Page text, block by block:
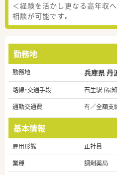
＜経験を活かし更なる高年収
相談が可能です。
勤務地
勤務地 兵庫県 丹
路線・交通手段
石生駅 (福
通勤交通費
有／全額支
基本情報
雇用形態
正社員
業種
調剤薬局